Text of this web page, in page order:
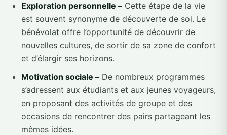
Exploration personnelle – Cette étape de la vie
est souvent synonyme de découverte de soi. Le
bénévolat offre l’opportunité de découvrir de
nouvelles cultures, de sortir de sa zone de confort
et d’élargir ses horizons.
Motivation sociale – De nombreux programmes
s’adressent aux étudiants et aux jeunes voyageurs,
en proposant des activités de groupe et des
occasions de rencontrer des pairs partageant les
mêmes idées.